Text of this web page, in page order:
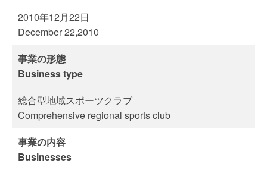
2010年12月22日
December 22,2010
事業の形態
Business type
総合型地域スポーツクラブ
Comprehensive regional sports club
事業の内容
Businesses